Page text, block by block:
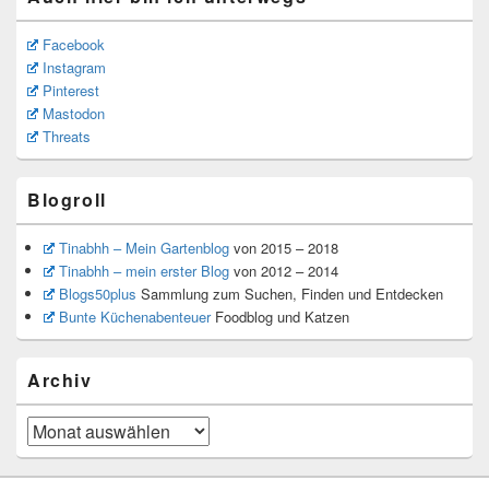
Facebook
Instagram
Pinterest
Mastodon
Threats
Blogroll
Tinabhh – Mein Gartenblogvon 2015 – 2018
Tinabhh – mein erster Blogvon 2012 – 2014
Blogs50plus Sammlung zum Suchen, Finden und Entdecken
Bunte KüchenabenteuerFoodblog und Katzen
Archiv
Archiv